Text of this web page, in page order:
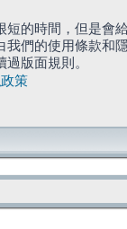
短的時間，但是會
我們的使用條款和
版面規則。
策